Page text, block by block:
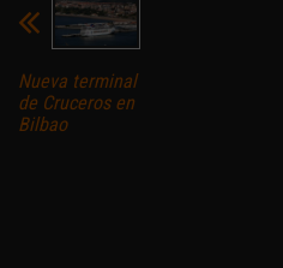
Nueva terminal
de Cruceros en
Bilbao